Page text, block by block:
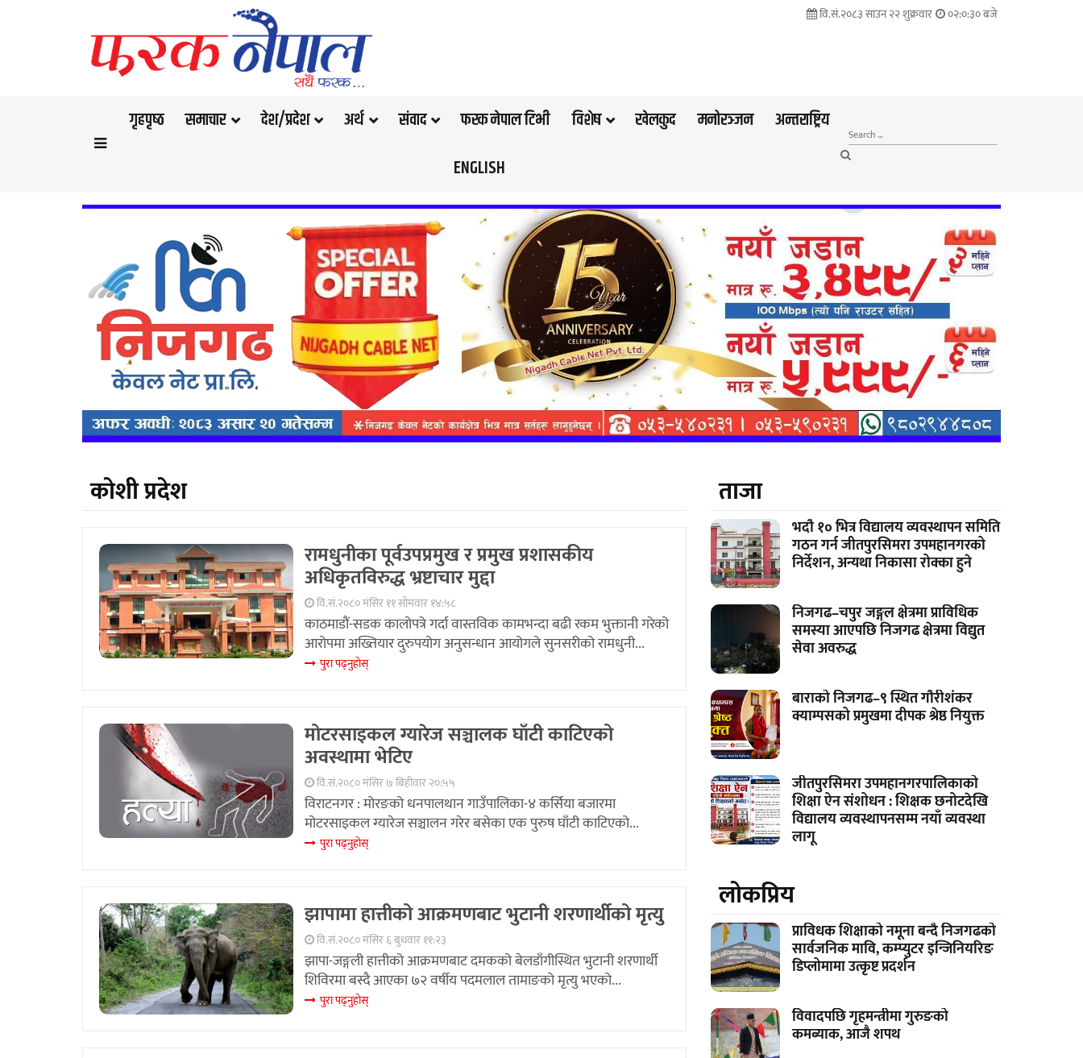
वि.सं.२०८३ साउन २२ शुक्रवार ०२:०:३१ बजे
गृहपृष्‍ठ समाचार देश/प्रदेश अर्थ संवाद फरक नेपाल टिभी विशेष खेलकुद मनोरञ्जन
अन्तराष्ट्रिय
ENGLISH
काेशी प्रदेश
रामधुनीका पूर्वउपप्रमुख र प्रमुख प्रशासकीय
अधिकृतविरुद्ध भ्रष्टाचार मुद्दा
वि.सं.२०८० मंसिर ११ सोमवार १४:५८
काठमाडौं-सडक कालोपत्रे गर्दा वास्तविक कामभन्दा बढी रकम भुक्तानी गरेको
आरोपमा अख्तियार दुरुपयोग अनुसन्धान आयोगले सुनसरीको रामधुनी...
पुरा पढ्नुहाेस्
मोटरसाइकल ग्यारेज सञ्चालक घाँटी काटिएको
अवस्थामा भेटिए
वि.सं.२०८० मंसिर ७ बिहीवार २०:५५
विराटनगर : मोरङको धनपालथान गाउँपालिका-४ कर्सिया बजारमा
मोटरसाइकल ग्यारेज सञ्चालन गरेर बसेका एक पुरुष घाँटी काटिएको...
पुरा पढ्नुहाेस्
झापामा हात्तीको आक्रमणबाट भुटानी शरणार्थीको मृत्यु
वि.सं.२०८० मंसिर ६ बुधवार ११:२३
झापा-जङ्गली हात्तीको आक्रमणबाट दमकको बेलडाँगीस्थित भुटानी शरणार्थी
शिविरमा बस्दै आएका ७२ वर्षीय पदमलाल तामाङको मृत्यु भएको...
पुरा पढ्नुहाेस्
ताजा
भदौ १० भित्र विद्यालय व्यवस्थापन समिति
गठन गर्न जीतपुरसिमरा उपमहानगरको
निर्देशन, अन्यथा निकासा रोक्का हुने
निजगढ–चपुर जङ्गल क्षेत्रमा प्राविधिक
समस्या आएपछि निजगढ क्षेत्रमा विद्युत
सेवा अवरुद्ध
बाराको निजगढ–९ स्थित गौरीशंकर
क्याम्पसको प्रमुखमा दीपक श्रेष्ठ नियुक्त
जीतपुरसिमरा उपमहानगरपालिकाको
शिक्षा ऐन संशोधन : शिक्षक छनोटदेखि
विद्यालय व्यवस्थापनसम्म नयाँ व्यवस्था
लागू
लाेकप्रिय
प्राविधक शिक्षाको नमूना बन्दै निजगढको
सार्वजनिक मावि, कम्प्युटर इन्जिनियरिङ
डिप्लोमामा उत्कृष्ट प्रदर्शन
विवादपछि गृहमन्त्रीमा गुरुङको
कमब्याक, आजै शपथ